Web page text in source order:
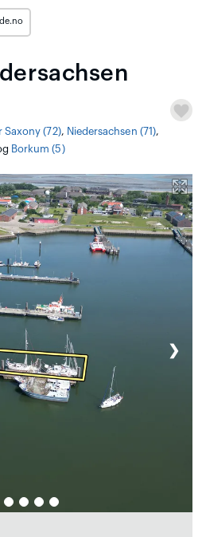
Saxony (72), Niedersachsen (71),
Borkum (5)
❯